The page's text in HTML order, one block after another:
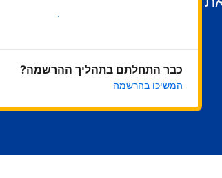
בואו נתחיל
כבר התחלתם בתהליך ההרשמה?
המשיכו בהרשמה